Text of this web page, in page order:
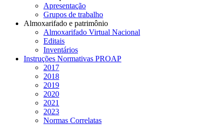
Apresentação
Grupos de trabalho
Almoxarifado e patrimônio
Almoxarifado Virtual Nacional
Editais
Inventários
Instruções Normativas PROAP
2017
2018
2019
2020
2021
2023
Normas Correlatas